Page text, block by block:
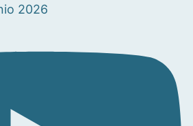
2026